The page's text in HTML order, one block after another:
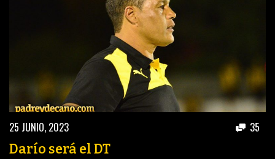
25 JUNIO, 2023 35
Darío será el DT